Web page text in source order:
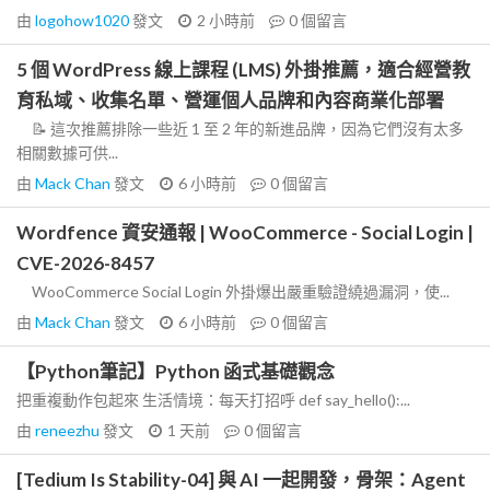
由 logohow1020發文 2 小時前 0個留言
5 個 WordPress 線上課程 (LMS) 外掛推薦，適合經營教
育私域、收集名單、營運個人品牌和內容商業化部署
📝 這次推薦排除一些近 1 至 2 年的新進品牌，因為它們沒有太多
相關數據可供...
由 Mack Chan 發文 6 小時前 0個留言
Wordfence 資安通報 | WooCommerce - Social Login |
CVE-2026-8457
WooCommerce Social Login 外掛爆出嚴重驗證繞過漏洞，使...
由 Mack Chan 發文 6 小時前 0個留言
【Python筆記】Python 函式基礎觀念
把重複動作包起來 生活情境：每天打招呼 def say_hello():...
由 reneezhu 發文 1 天前 0個留言
[Tedium Is Stability-04] 與 AI 一起開發，骨架：Agent